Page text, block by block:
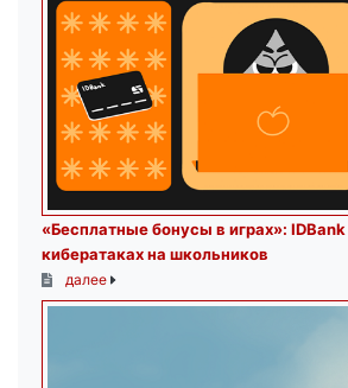
«Бесплатные бонусы в играх»:
кибератаках на школьников
далее